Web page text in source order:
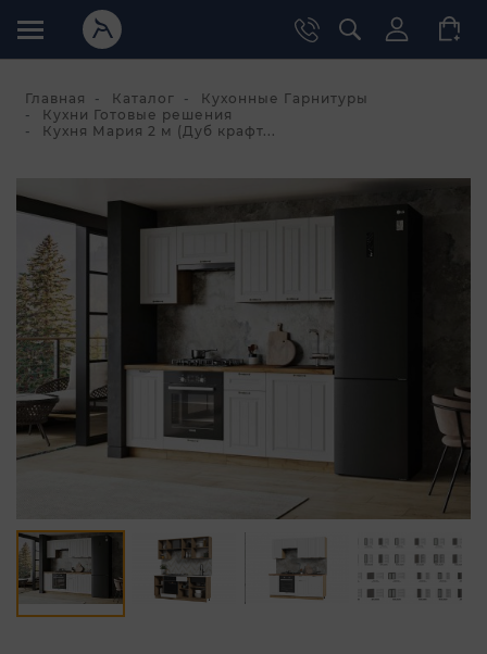
Главная Каталог
Кухонные Гарнитуры
Кухни Готовые решения
Кухня Мария 2 м (Дуб крафт...